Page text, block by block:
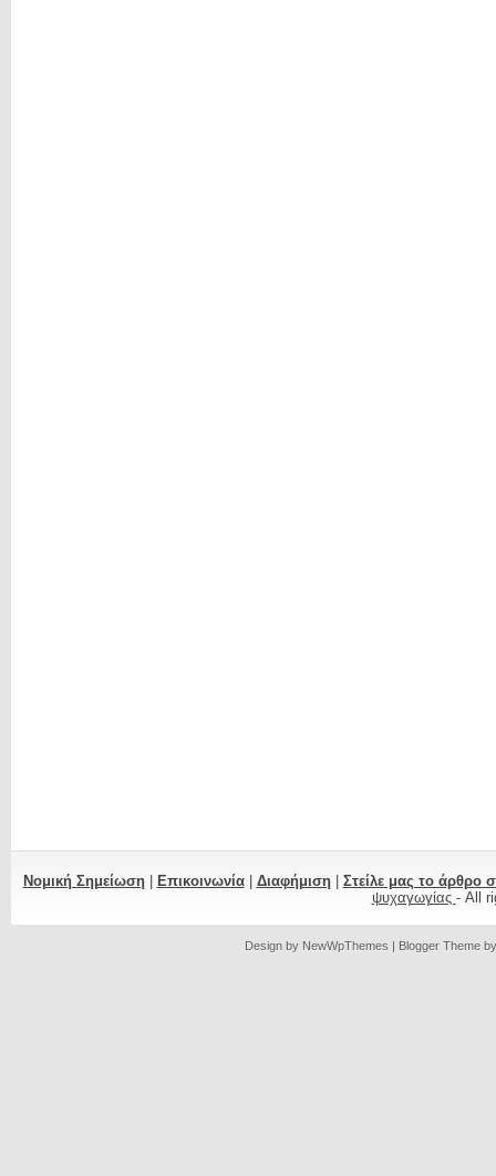
Νομική Σημείωση| Επικοινωνία| Διαφήμιση| Στείλε μας το άρθρο
ψυχαγωγίας - All
Design by NewWpThemes | Blogger Theme